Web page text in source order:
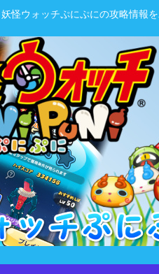
妖怪ウォッチぷにぷにの攻略情報